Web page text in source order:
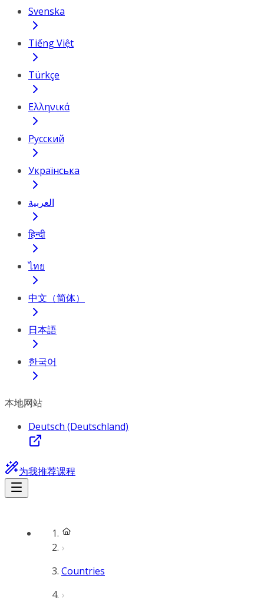
Svenska
Tiếng Việt
Türkçe
Ελληνικά
Русский
Українська
العربية
हिन्दी
ไทย
中文（简体）
日本語
한국어
本地网站
Deutsch (Deutschland)
为我推荐课程
Countries